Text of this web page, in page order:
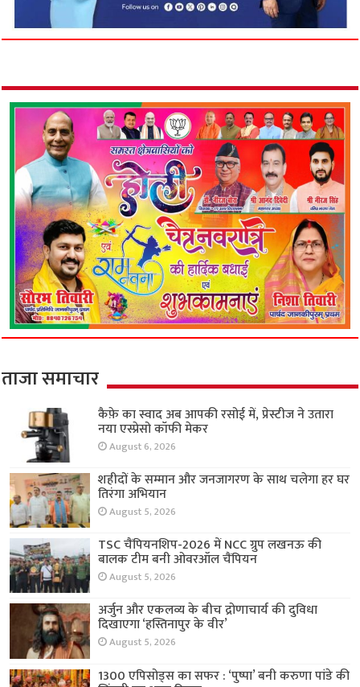
ताजा समाचार
कैफ़े का स्वाद अब आपकी रसोई में, प्रेस्टीज ने उतारा
नया एस्प्रेसो कॉफी मेकर
August 6, 2026
शहीदों के सम्मान और जनजागरण के साथ चलेगा हर घर
तिरंगा अभियान
August 5, 2026
TSC चैंपियनशिप-2026 में NCC ग्रुप लखनऊ की
बालक टीम बनी ओवरऑल चैंपियन
August 5, 2026
अर्जुन और एकलव्य के बीच द्रोणाचार्य की दुविधा
दिखाएगा ‘हस्तिनापुर के वीर’
August 5, 2026
1300 एपिसोड्स का सफर : ‘पुष्पा’ बनी करुणा पांडे की